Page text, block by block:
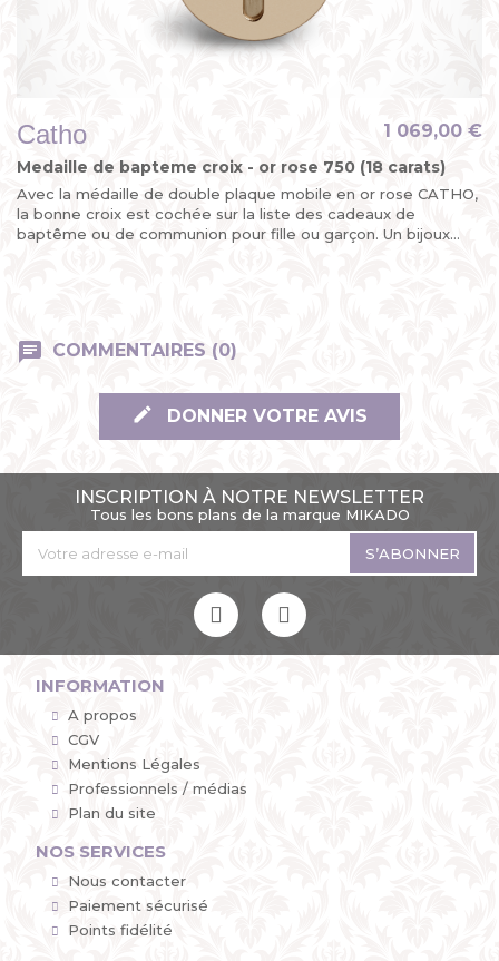
Catho
Medaille de bapteme croix - or rose 750 (18 carats)
Avec la médaille de double plaque mobile en or rose CATHO,
la bonne croix est cochée sur la liste des cadeaux de
baptême ou de communion pour fille ou garçon. Un bijoux...
1 069,00 €
COMMENTAIRES (0)
DONNER VOTRE AVIS
INSCRIPTION À NOTRE NEWSLETTER
Tous les bons plans de la marque MIKADO
S’ABONNER
INFORMATION
A propos
CGV
Mentions Légales
Professionnels / médias
Plan du site
NOS SERVICES
Nous contacter
Paiement sécurisé
Points fidélité